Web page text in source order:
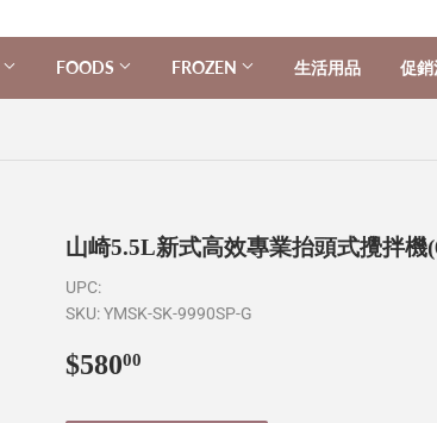
FOODS FROZEN 生活用品 促
山崎5.5L新式高效專業抬頭式攪拌機
UPC:
SKU:YMSK-SK-9990SP-G
$58000